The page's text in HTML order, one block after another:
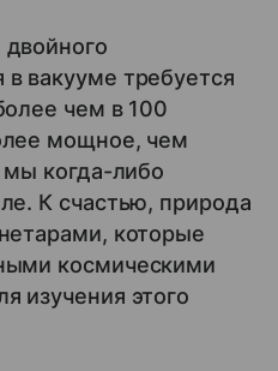
вакууме требуется
чем в 100
мощное, чем
когда-либо
К счастью, природа
которые
космическими
изучения этого